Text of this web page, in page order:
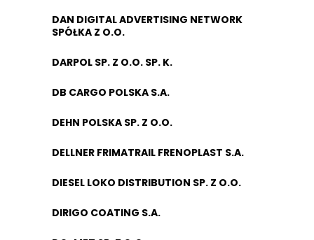
DAN DIGITAL ADVERTISING NETWORK
SPÓŁKA Z O.O.
DARPOL SP. Z O.O. SP. K.
DB CARGO POLSKA S.A.
DEHN POLSKA SP. Z O.O.
DELLNER FRIMATRAIL FRENOPLAST S.A.
DIESEL LOKO DISTRIBUTION SP. Z O.O.
DIRIGO COATING S.A.